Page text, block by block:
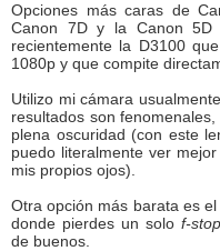
Opciones más caras de
Canon 7D y la Canon
recientemente la D3100
1080p y que compite
Utilizo mi cámara
resultados son
plena oscuridad (con este
puedo literalmente ver
mis propios ojos).
Otra opción más barata es
donde pierdes un solof-stop
de buenos.